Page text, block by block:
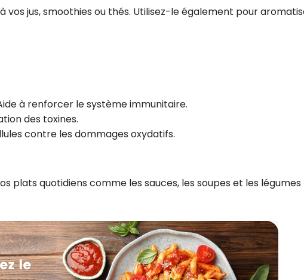
vos jus, smoothies ou thés. Utilisez-le également pour
à renforcer le système immunitaire.
des toxines.
contre les dommages oxydatifs.
plats quotidiens comme les sauces, les soupes et les légumes